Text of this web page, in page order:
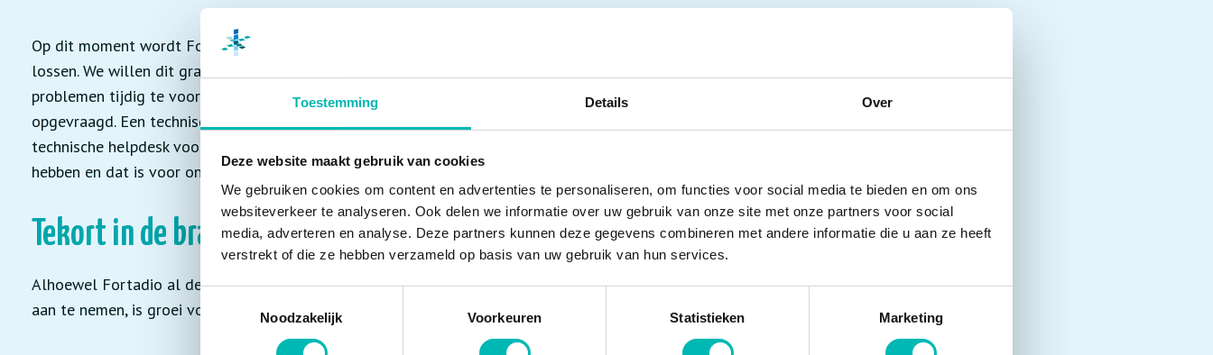
Toestemming Details Over
Deze website maakt gebruik van cookies
We gebruiken cookies om content en advertenties te personaliseren, om functies voor social media te bieden en om ons
websiteverkeer te analyseren. Ook delen we informatie over uw gebruik van onze site met onze partners voor social
media, adverteren en analyse. Deze partners kunnen deze gegevens combineren met andere informatie die u aan ze heeft
verstrekt of die ze hebben verzameld op basis van uw gebruik van hun services.
Noodzakelijk
Voorkeuren Statistieken Marketing
Op dit moment wordt Fortadio nog te veel als onderaannemer ingezet om het probleem op te
lossen. We willen dit graag omdraaien en meedenken met de onderhoudspartij om de
problemen tijdig te voorkomen. Onafhankelijk advies wordt nu steeds vaker bij ons
opgevraagd. Een technisch trainingscentrum is al operationeel en er wordt nu gewerkt aan een
technische helpdesk voor troubleshooters. Onze kracht zit erin dat we geen liften in onderhoud
hebben en dat is voor ons een bewuste keuze geweest.”
Tekort in de branche
Alhoewel Fortadio al de mogelijkheden heeft gehad om groter te worden en meer mensen
aan te nemen, is groei volgens Theo geen doel op zich. ”